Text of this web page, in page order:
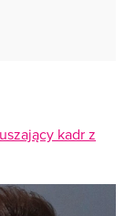
kadr z